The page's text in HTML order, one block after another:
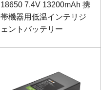
18650 7.4V 13200mAh 携
帯機器用低温インテリジ
ェントバッテリー